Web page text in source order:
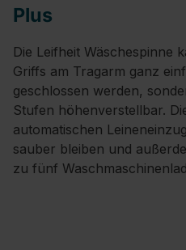
Plus
Die Leifheit Wäschespinne
Griffs am Tragarm ganz
geschlossen werden,
Stufen höhenverstellbar.
automatischen
sauber bleiben und
zu fünf